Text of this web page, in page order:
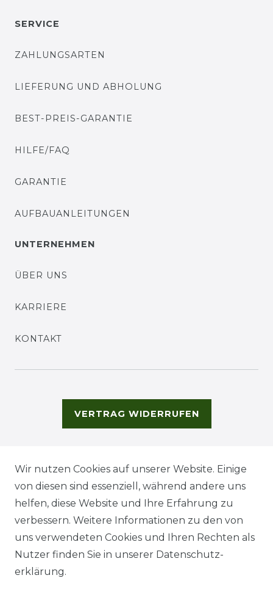
SERVICE
ZAHLUNGSARTEN
LIEFERUNG UND ABHOLUNG
BEST-PREIS-GARANTIE
HILFE/FAQ
GARANTIE
AUFBAUANLEITUNGEN
UNTERNEHMEN
ÜBER UNS
KARRIERE
KONTAKT
VERTRAG WIDERRUFEN
Wir nutzen Cookies auf unserer Website. Einige
von diesen sind essenziell, während andere uns
helfen, diese Website und Ihre Erfahrung zu
verbessern. Weitere Informationen zu den von
uns verwendeten Cookies und Ihren Rechten als
Nutzer finden Sie in unserer Daten­schutz­
erklärung.